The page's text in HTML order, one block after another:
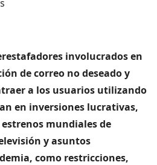
involucrados en
de correo no deseado y
a los usuarios utilizando
en inversiones lucrativas,
mundiales de
y asuntos
como restricciones,